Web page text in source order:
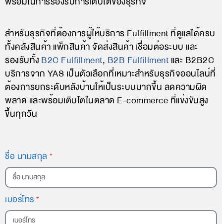
สำหรับธุรกิจที่ต้องการผู้ให้บริการ Fulfillment ที่ดูแลได้ครบ
ทั้งคลังสินค้า แพ็กสินค้า จัดส่งสินค้า เชื่อมต่อระบบ และ
รองรับทั้งB2C Fulfillment, B2B Fulfillmentและ B2B2C
บริการจาก YAS เป็นตัวเลือกที่เหมาะสำหรับธุรกิจออนไลน์ที่
ต้องการยกระดับหลังบ้านให้เป็นระบบมากขึ้น ลดความผิด
พลาด และพร้อมเติบโตในตลาด E-commerce ที่แข่งขันสูง
ขึ้นทุกวัน
ชื่อ นามสกุล
เบอร์โทร